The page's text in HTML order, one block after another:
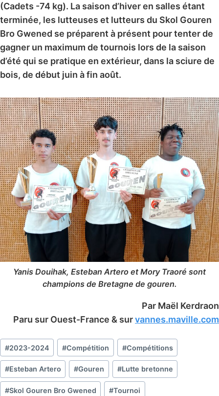
(Cadets -74 kg). La saison d’hiver en salles étant
terminée, les lutteuses et lutteurs du Skol Gouren
Bro Gwened se préparent à présent pour tenter de
gagner un maximum de tournois lors de la saison
d’été qui se pratique en extérieur, dans la sciure de
bois, de début juin à fin août.
Yanis Douihak, Esteban Artero et Mory Traoré sont
champions de Bretagne de gouren.
Par Maël Kerdraon
Paru sur Ouest-France & survannes.maville.com
Étiquettes
de
la
publication :
#2023-2024 #Compétition #Compétitions
#Esteban Artero #Gouren #Lutte bretonne
#Skol Gouren Bro Gwened #Tournoi